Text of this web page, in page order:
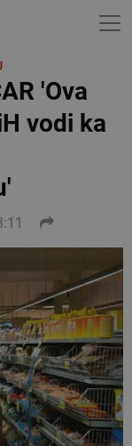
'Ova
vodi ka